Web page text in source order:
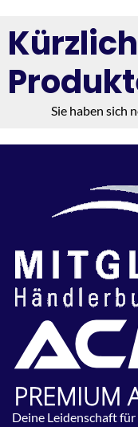
Sie haben sich
Deine Leidenschaft